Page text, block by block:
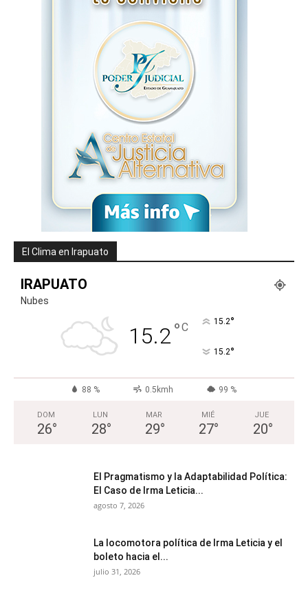
El Clima en Irapuato
IRAPUATO
Nubes
15.2°C 15.2°
15.2°
88 % 0.5kmh 99 %
DOM
26°
LUN
28°
MAR
29°
MIÉ
27°
JUE
20°
El Pragmatismo y la Adaptabilidad Política:
El Caso de Irma Leticia...
agosto 7, 2026
La locomotora política de Irma Leticia y el
boleto hacia el...
julio 31, 2026